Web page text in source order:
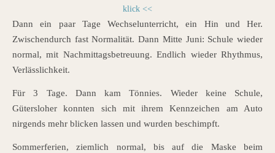
klick <<
Dann ein paar Tage Wechselunterricht, ein Hin und Her.
Zwischendurch fast Normalität. Dann Mitte Juni: Schule wieder
normal, mit Nachmittagsbetreuung. Endlich wieder Rhythmus,
Verlässlichkeit.
Für 3 Tage. Dann kam Tönnies. Wieder keine Schule,
Gütersloher konnten sich mit ihrem Kennzeichen am Auto
nirgends mehr blicken lassen und wurden beschimpft.
Sommerferien, ziemlich normal, bis auf die Maske beim